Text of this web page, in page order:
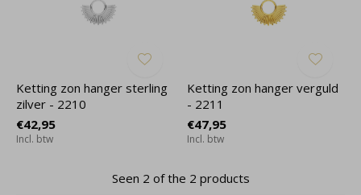
Ketting zon hanger sterling
zilver - 2210
€42,95
Incl. btw
Ketting zon hanger verguld
- 2211
€47,95
Incl. btw
Seen 2 of the 2 products